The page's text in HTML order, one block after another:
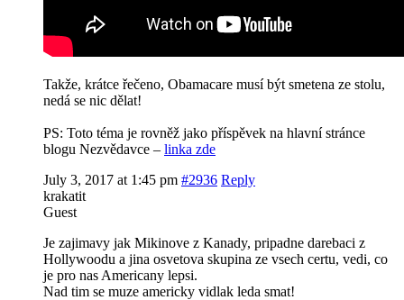
Takže, krátce řečeno, Obamacare musí být smetena ze stolu,
nedá se nic dělat!
PS: Toto téma je rovněž jako příspěvek na hlavní stránce
blogu Nezvědavce – linka zde
July 3, 2017 at 1:45 pm #2936 Reply
krakatit
Guest
Je zajimavy jak Mikinove z Kanady, pripadne darebaci z
Hollywoodu a jina osvetova skupina ze vsech certu, vedi, co
je pro nas Americany lepsi.
Nad tim se muze americky vidlak leda smat!